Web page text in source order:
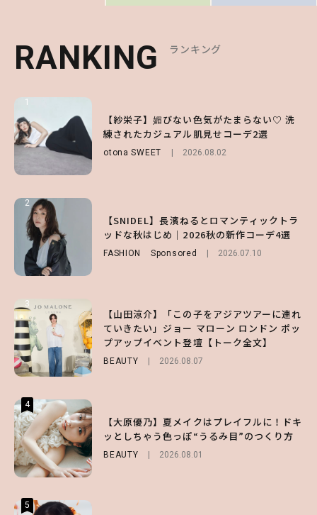
RANKING ランキング
1
【紗栄子】媚びない色気がたまらない♡ 洗
練されたカジュアル肌見せコーデ2選
otona SWEET 2026.08.02
2
【SNIDEL】長濱ねるとロマンティックトラ
ッドな秋はじめ｜2026秋の新作コーデ4選
FASHION Sponsored 2026.07.10
3
【山田涼介】「この子をアジアツアーに連れ
ていきたい」ジョー マローン ロンドン ポッ
プアップイベント登壇【トーク全文】
BEAUTY 2026.08.07
4
【大原優乃】夏メイクはプレイフルに！ドキ
ッとしちゃう色っぽ“うるみ目”のつくり方
BEAUTY 2026.08.01
5
RANKING ランキング
1
【ハローキティ】がスシローと初コラボ♡
第1弾の気になるメニュー＆限定グッズを総
チェック！
2026.07.31
2
【大原優乃】夏メイクはプレイフルに！ドキ
ッとしちゃう色っぽ“うるみ目”のつくり方
BEAUTY 2026.08.01
3
【森香澄】理想のスタイルはどう作る？体型
キープの秘訣や夏の過ごし方など独占インタ
ビュー！
ENTERTAINMENT 2026.07.31
4
【スタバ】約160通りのカスタマイズができ
る⁉ 39店舗限定『My フルーツ³ フラペチー
ノ®』を徹底レポ♡
5
RANKING ランキング
1
【SNIDEL】長濱ねるとロマンティックトラ
ッドな秋はじめ｜2026秋の新作コーデ4選
FASHION Sponsored 2026.07.10
2
【付録】総柄ハローキティが可愛すぎ♡ 紀
ノ国屋コラボの“優秀保冷バッグ”は夏の強
い味方！【オトナミューズ9月号増刊】
3
【谷まりあ】夏は“シアースカート”でさり
げなく肌見せ！透け感のニュアンスを楽しめ
るマストハブアイテム4選
FASHION 2026.07.19
4
【ハローキティ】がスシローと初コラボ♡
第1弾の気になるメニュー＆限定グッズを総
チェック！
5